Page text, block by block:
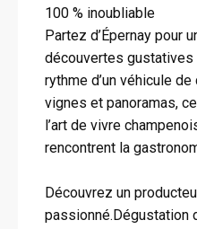
100 % inoubliable
Partez d’Épernay pour
découvertes
rythme d’un véhicule
vignes et panoramas,
l’art de vivre
rencontrent la
Découvrez un
passionné.Dégustation